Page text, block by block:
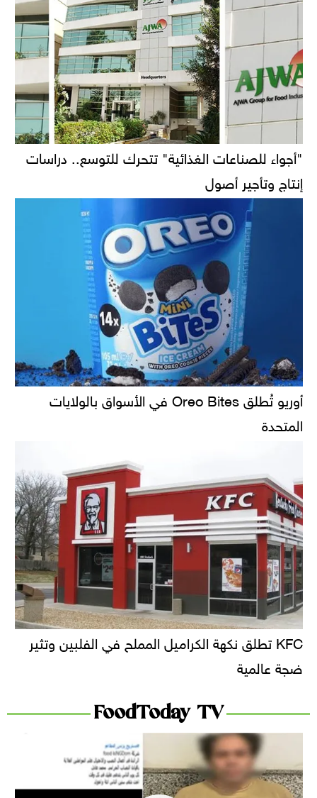
"أجواء للصناعات الغذائية" تتحرك للتوسع.. دراسات
إنتاج وتأجير أصول
أوريو تُطلق Oreo Bites في الأسواق بالولايات
المتحدة
KFC تطلق نكهة الكراميل المملح في الفلبين وتثير
ضجة عالمية
FoodToday TV